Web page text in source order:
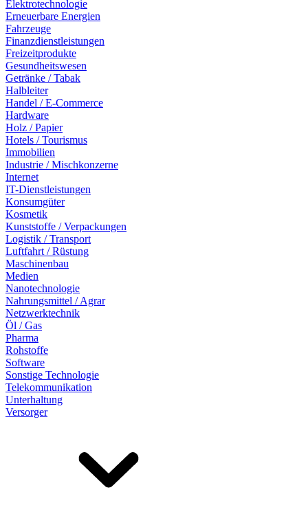
Elektrotechnologie
Erneuerbare Energien
Fahrzeuge
Finanzdienstleistungen
Freizeitprodukte
Gesundheitswesen
Getränke / Tabak
Halbleiter
Handel / E-Commerce
Hardware
Holz / Papier
Hotels / Tourismus
Immobilien
Industrie / Mischkonzerne
Internet
IT-Dienstleistungen
Konsumgüter
Kosmetik
Kunststoffe / Verpackungen
Logistik / Transport
Luftfahrt / Rüstung
Maschinenbau
Medien
Nanotechnologie
Nahrungsmittel / Agrar
Netzwerktechnik
Öl / Gas
Pharma
Rohstoffe
Software
Sonstige Technologie
Telekommunikation
Unterhaltung
Versorger